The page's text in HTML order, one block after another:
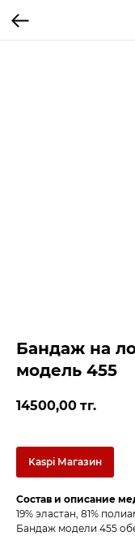
Бандаж на
модель 455
14500,00 тг.
Kaspi Магазин
Состав и описание
19% эластан, 81%
Бандаж модели 455